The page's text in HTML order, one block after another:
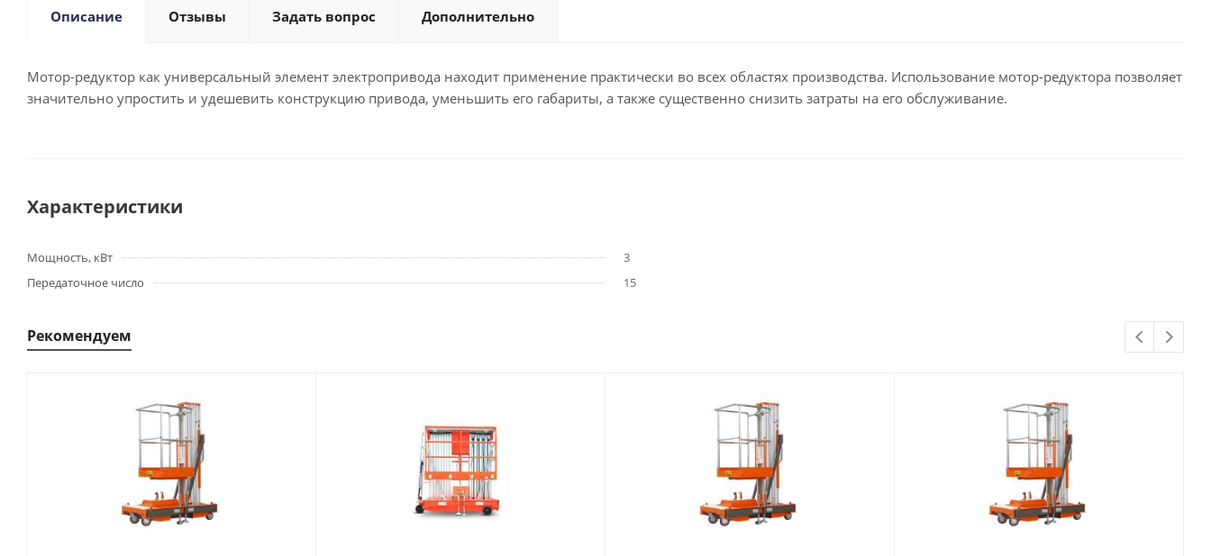
Описание Отзывы Задать вопрос Дополнительно
Мотор-редуктор как универсальный элемент электропривода находит применение практически во всех областях производства. Использование мотор-редуктора позволяет
значительно упростить и удешевить конструкцию привода, уменьшить его габариты, а также существенно снизить затраты на его обслуживание.
Характеристики
Мощность, кВт
3
Передаточное число
15
Рекомендуем